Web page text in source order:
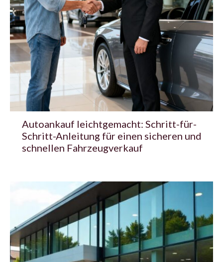
Autoankauf leichtgemacht: Schritt-für-
Schritt-Anleitung für einen sicheren und
schnellen Fahrzeugverkauf